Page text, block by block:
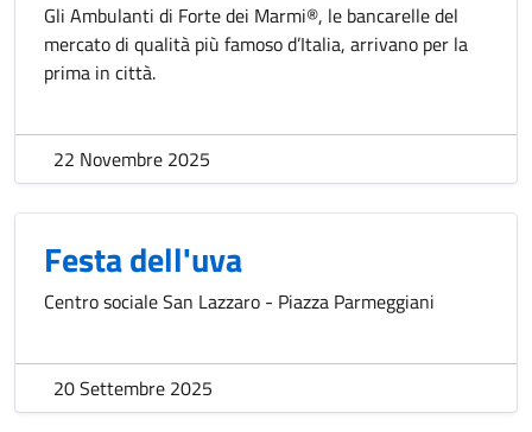
Gli Ambulanti di Forte dei Marmi®, le bancarelle del
mercato di qualità più famoso d’Italia, arrivano per la
prima in città.
22 Novembre 2025
Festa dell'uva
Centro sociale San Lazzaro - Piazza Parmeggiani
20 Settembre 2025